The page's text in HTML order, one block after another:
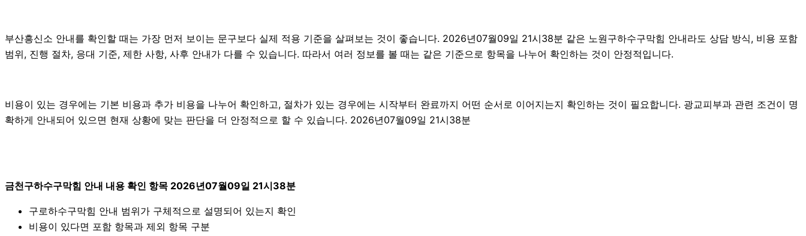
부산흥신소 안내를 확인할 때는 가장 먼저 보이는 문구보다 실제 적용 기준을 살펴보는 것이 좋습니다. 2026년07월09일 21시38분 같은 노원구하수구막힘 안내라도 상담 방식, 비용 포함
범위, 진행 절차, 응대 기준, 제한 사항, 사후 안내가 다를 수 있습니다. 따라서 여러 정보를 볼 때는 같은 기준으로 항목을 나누어 확인하는 것이 안정적입니다.
비용이 있는 경우에는 기본 비용과 추가 비용을 나누어 확인하고, 절차가 있는 경우에는 시작부터 완료까지 어떤 순서로 이어지는지 확인하는 것이 필요합니다. 광교피부과 관련 조건이 명
확하게 안내되어 있으면 현재 상황에 맞는 판단을 더 안정적으로 할 수 있습니다. 2026년07월09일 21시38분
금천구하수구막힘 안내 내용 확인 항목 2026년07월09일 21시38분
구로하수구막힘 안내 범위가 구체적으로 설명되어 있는지 확인
비용이 있다면 포함 항목과 제외 항목 구분